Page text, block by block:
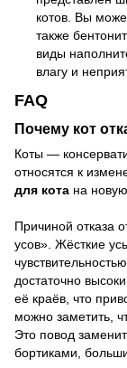
котов. Вы
также
виды
влагу и
FAQ
Почему кот
Коты —
относятся к
для кота на
Причиной отказа
усов». Жёсткие
достаточно
её краёв, что
можно заметить,
Это повод
бортиками,